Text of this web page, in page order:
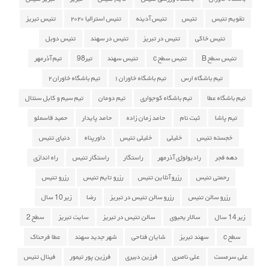
تقویم تنیس تنیس تنیس آدینه تنیس استرالیا ۲۰۲۰ تنیس تبریز
تنیس خاکی تنیس در تبریز تنیس در سهند تنیس دوبل
تنیس سطح B تنیس سطح c تنیس سهند تیر98 تیم آذرمهر
تیم باشگاه ارس تیم باشگاه خاوران ۱ تیم باشگاه خاوران ۲
تیم باشگاه عطا تیم باشگاه کوجواری تیم دومان تیم سیم و کابل سنتال
تیم پاشا ثبت نام حامد زمان زاده حامد پایدار حمید قاسملو
خجسته تنیس خلیلی خلیلی تنیس داورپناه دنیای تنیس
دهه فجر رادیولوژی آذرمهر راستگار راستگار تنیس راه اندازی
رحمتی تنیس رزرو آنلاین تنیس رزرو تایم تنیس رزرو تنیس
رزرو سالن تنیس رزرو سالن تنیس در تبریز رضا زیر 10 سال
زیر 14 سال سالار یحیوی سالن تنیس در تبریز سایت تبریز سطح 2
سطح c سهند تبریز شایان فتاحی شهر جدید سهند عطا فرحناک
علی سرمست علی ناصری فرزین دبیری فرزین پور تیمور فینال تنیس